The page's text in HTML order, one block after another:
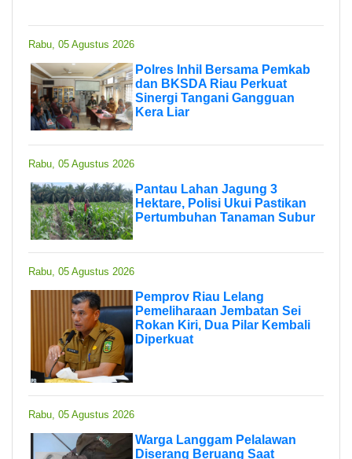
Rabu, 05 Agustus 2026
Polres Inhil Bersama Pemkab
dan BKSDA Riau Perkuat
Sinergi Tangani Gangguan
Kera Liar
Rabu, 05 Agustus 2026
Pantau Lahan Jagung 3
Hektare, Polisi Ukui Pastikan
Pertumbuhan Tanaman Subur
Rabu, 05 Agustus 2026
Pemprov Riau Lelang
Pemeliharaan Jembatan Sei
Rokan Kiri, Dua Pilar Kembali
Diperkuat
Rabu, 05 Agustus 2026
Warga Langgam Pelalawan
Diserang Beruang Saat